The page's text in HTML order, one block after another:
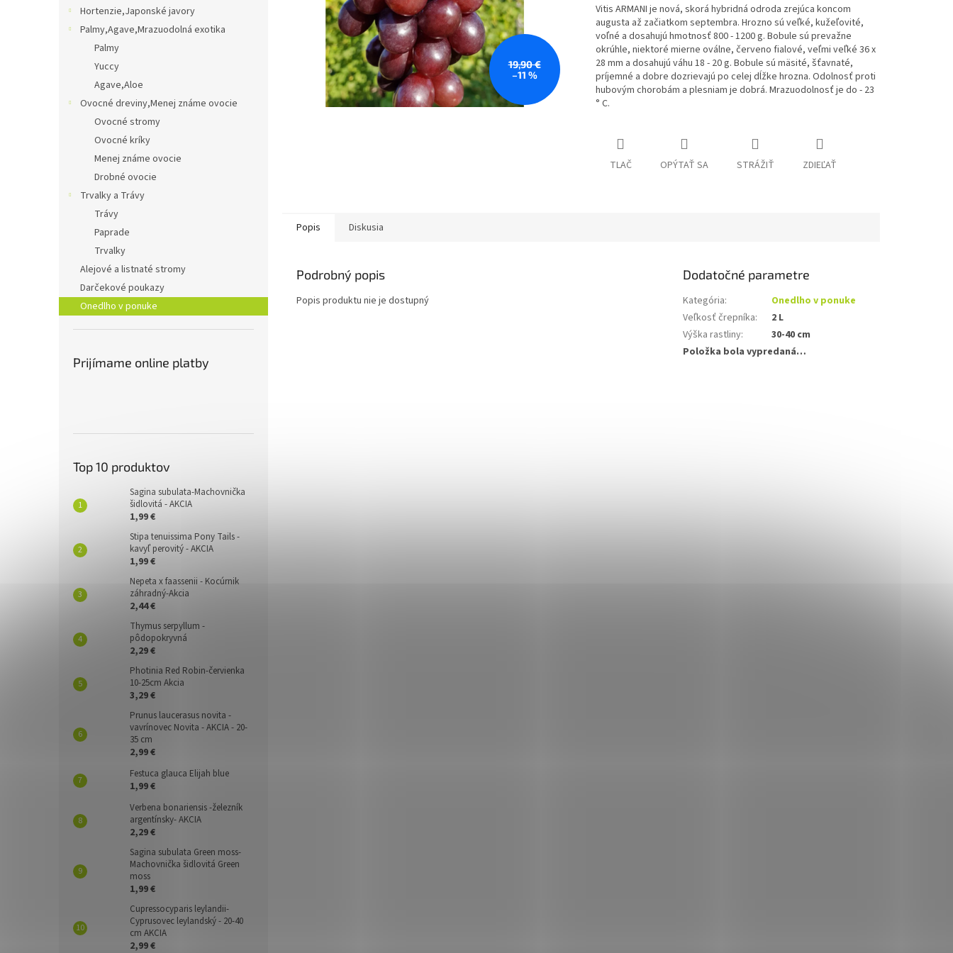
Hortenzie,Japonské javory
Palmy,Agave,Mrazuodolná exotika
Palmy
Yuccy
Agave,Aloe
Ovocné dreviny,Menej známe ovocie
Ovocné stromy
Ovocné kríky
Menej známe ovocie
Drobné ovocie
Trvalky a Trávy
Trávy
Paprade
Trvalky
Alejové a listnaté stromy
Darčekové poukazy
Onedlho v ponuke
Prijímame online platby
Top 10 produktov
Sagina subulata-Machovnička
šidlovitá - AKCIA
1,99 €
Stipa tenuissima Pony Tails -
kavyľ perovitý - AKCIA
1,99 €
Nepeta x faassenii - Kocúrnik
záhradný-Akcia
2,44 €
Thymus serpyllum -
pôdopokryvná
2,29 €
Photinia Red Robin-červienka
10-25cm Akcia
3,29 €
Prunus laucerasus novita -
vavrínovec Novita - AKCIA - 20-
35 cm
2,99 €
Festuca glauca Elijah blue
1,99 €
Verbena bonariensis -železník
argentínsky- AKCIA
2,29 €
Sagina subulata Green moss-
Machovnička šidlovitá Green
moss
1,99 €
Cupressocyparis leylandii-
Cyprusovec leylandský - 20-40
cm AKCIA
2,99 €
19,90 €
–11 %
Vitis ARMANI je nová, skorá hybridná odroda zrejúca koncom
augusta až začiatkom septembra. Hrozno sú veľké, kužeľovité,
voľné a dosahujú hmotnosť 800 - 1200 g. Bobule sú prevažne
okrúhle, niektoré mierne oválne, červeno fialové, veľmi veľké 36 x
28 mm a dosahujú váhu 18 - 20 g. Bobule sú mäsité, šťavnaté,
príjemné a dobre dozrievajú po celej dĺžke hrozna. Odolnosť proti
hubovým chorobám a plesniam je dobrá. Mrazuodolnosť je do - 23
° C.
TLAČ OPÝTAŤ SA STRÁŽIŤ ZDIEĽAŤ
Popis Diskusia
Podrobný popis
Popis produktu nie je dostupný
Dodatočné parametre
Kategória:
Onedlho v ponuke
Veľkosť črepníka:
2 L
Výška rastliny:
30-40 cm
Položka bola vypredaná…